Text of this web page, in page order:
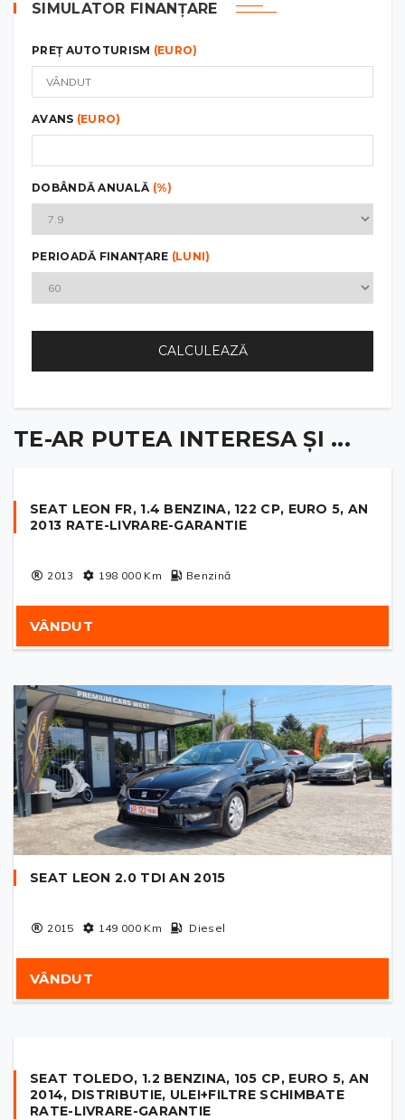
SIMULATOR FINANȚARE
PREȚ AUTOTURISM (EURO)
AVANS (EURO)
DOBÂNDĂ ANUALĂ (%)
PERIOADĂ FINANȚARE (LUNI)
CALCULEAZĂ
TE-AR PUTEA INTERESA ȘI ...
SEAT LEON FR, 1.4 BENZINA, 122 CP, EURO 5, AN
2013 RATE-LIVRARE-GARANTIE
2013 198 000Km Benzină
VÂNDUT
SEAT LEON 2.0 TDI AN 2015
2015 149 000Km Diesel
VÂNDUT
SEAT TOLEDO, 1.2 BENZINA, 105 CP, EURO 5, AN
2014, DISTRIBUTIE, ULEI+FILTRE SCHIMBATE
RATE-LIVRARE-GARANTIE